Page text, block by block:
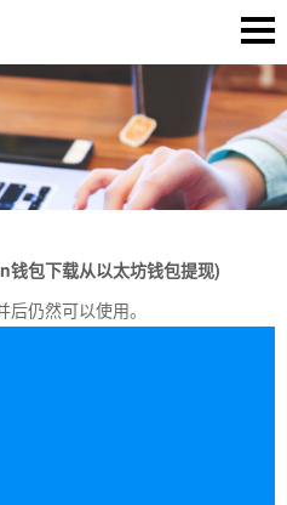
包下载从以太坊钱包提现)
仍然可以使用。